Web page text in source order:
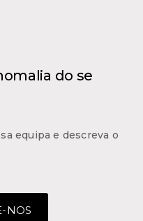
do se
equipa e descreva o
NOS